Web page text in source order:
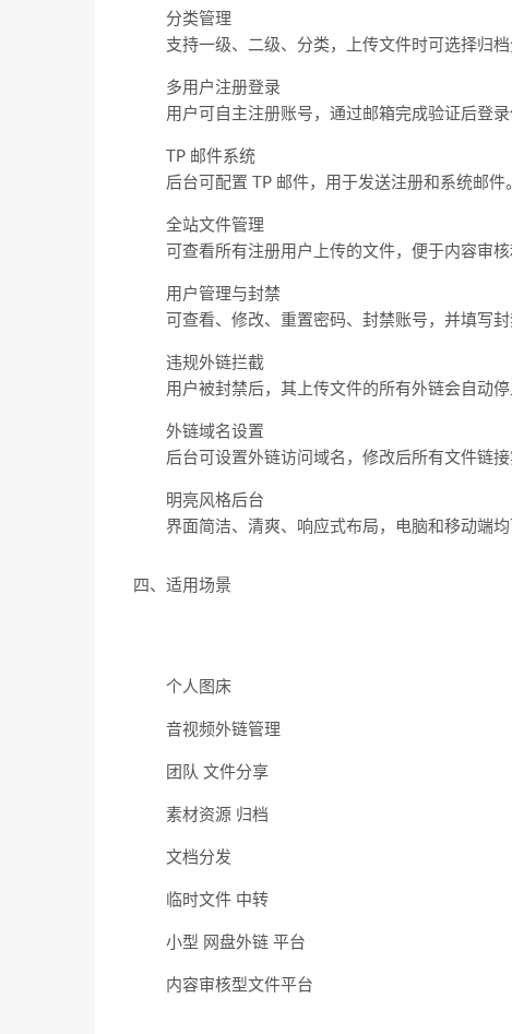
分类管理
支持一级、二级、分类，上传文件时可选择归档
多用户注册登录
用户可自主注册账号，通过邮箱完成验证后登录
TP 邮件系统
后台可配置 TP 邮件，用于发送注册和系统邮件
全站文件管理
可查看所有注册用户上传的文件，便于内容审核
用户管理与封禁
可查看、修改、重置密码、封禁账号，并填写封
违规外链拦截
用户被封禁后，其上传文件的所有外链会自动
外链域名设置
后台可设置外链访问域名，修改后所有文件链
明亮风格后台
界面简洁、清爽、响应式布局，电脑和移动端均
四、适用场景
个人图床
音视频外链管理
团队 文件分享
素材资源 归档
文档分发
临时文件 中转
小型 网盘外链 平台
内容审核型文件平台